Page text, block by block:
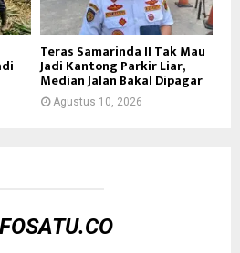
Teras Samarinda II Tak Mau
Jadi Kantong Parkir Liar,
Median Jalan Bakal Dipagar
Agustus 10, 2026